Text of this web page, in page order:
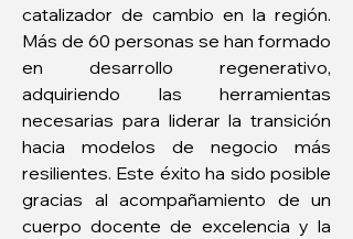
catalizador de cambio en la región.
Más de 60 personas se han formado
en desarrollo regenerativo,
adquiriendo las herramientas
necesarias para liderar la transición
hacia modelos de negocio más
resilientes. Este éxito ha sido posible
gracias al acompañamiento de un
cuerpo docente de excelencia y la